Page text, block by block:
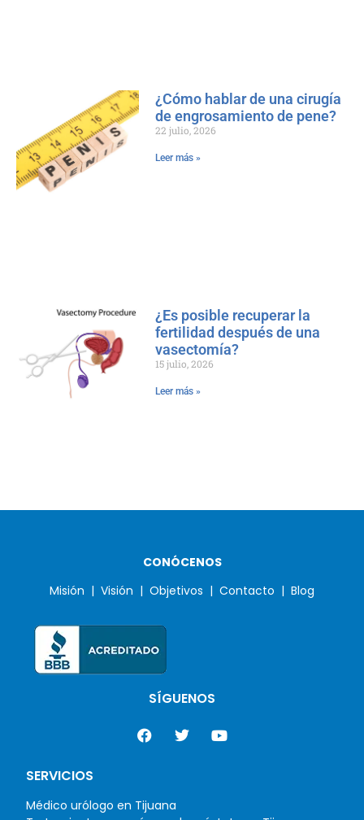
¿Cómo hablar de una cirugía
de engrosamiento de pene?
22 julio, 2026
Leer más »
¿Es posible recuperar la
fertilidad después de una
vasectomía?
15 julio, 2026
Leer más »
CONÓCENOS
Misión | Visión | Objetivos | Contacto | Blog
SÍGUENOS
SERVICIOS
Médico urólogo en Tijuana